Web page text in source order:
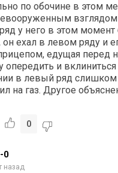
по обочине в этом
у него в этом момент
ехал в левом ряду и
едущая перед
опередить и
в левый ряд слишком
на газ. Другое
0
0
назад